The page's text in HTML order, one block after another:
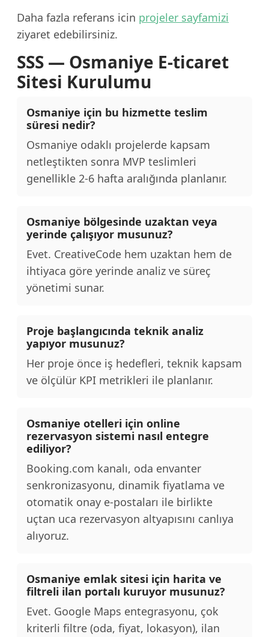
Daha fazla referans icin projeler sayfamizi
ziyaret edebilirsiniz.
SSS — Osmaniye E-ticaret
Sitesi Kurulumu
Osmaniye için bu hizmette teslim
süresi nedir?
Osmaniye odaklı projelerde kapsam
netleştikten sonra MVP teslimleri
genellikle 2-6 hafta aralığında planlanır.
Osmaniye bölgesinde uzaktan veya
yerinde çalışıyor musunuz?
Evet. CreativeCode hem uzaktan hem de
ihtiyaca göre yerinde analiz ve süreç
yönetimi sunar.
Proje başlangıcında teknik analiz
yapıyor musunuz?
Her proje önce iş hedefleri, teknik kapsam
ve ölçülür KPI metrikleri ile planlanır.
Osmaniye otelleri için online
rezervasyon sistemi nasıl entegre
ediliyor?
Booking.com kanalı, oda envanter
senkronizasyonu, dinamik fiyatlama ve
otomatik onay e-postaları ile birlikte
uçtan uca rezervasyon altyapısını canlıya
alıyoruz.
Osmaniye emlak sitesi için harita ve
filtreli ilan portalı kuruyor musunuz?
Evet. Google Maps entegrasyonu, çok
kriterli filtre (oda, fiyat, lokasyon), ilan